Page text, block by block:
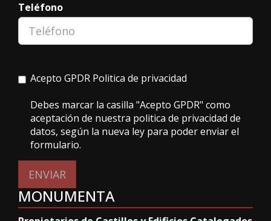
Teléfono
Acepto GPDR Politica de privacidad
Debes marcar la casilla "Acepto GPDR" como
aceptación de nuestra politica de privacidad de
datos, según la nueva ley para poder enviar el
formulario.
ENVIAR
MONUMENTA